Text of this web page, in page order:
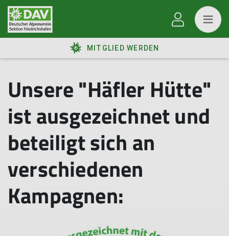
MITGLIED WERDEN
Unsere "Häfler Hütte"
ist ausgezeichnet und
beteiligt sich an
verschiedenen
Kampagnen: